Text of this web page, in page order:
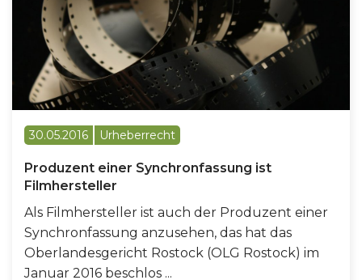
30.05.2016 Urheberrecht
Produzent einer Synchronfassung ist
Filmhersteller
Als Filmhersteller ist auch der Produzent einer
Synchronfassung anzusehen, das hat das
Oberlandesgericht Rostock (OLG Rostock) im
Januar 2016 beschlos ...